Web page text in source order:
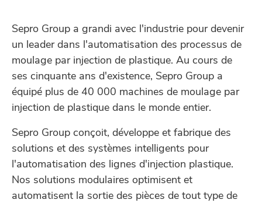
Sepro Group a grandi avec l'industrie pour devenir
un leader dans l'automatisation des processus de
moulage par injection de plastique. Au cours de
ses cinquante ans d'existence, Sepro Group a
équipé plus de 40 000 machines de moulage par
injection de plastique dans le monde entier.
Sepro Group conçoit, développe et fabrique des
solutions et des systèmes intelligents pour
l'automatisation des lignes d'injection plastique.
Nos solutions modulaires optimisent et
automatisent la sortie des pièces de tout type de